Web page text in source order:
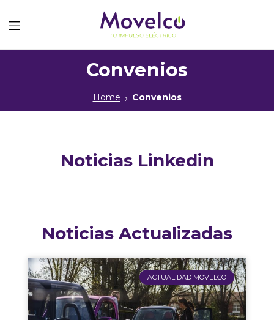
Movelco
Convenios
Home Convenios
Noticias Linkedin
Noticias Actualizadas
ACTUALIDAD MOVELCO